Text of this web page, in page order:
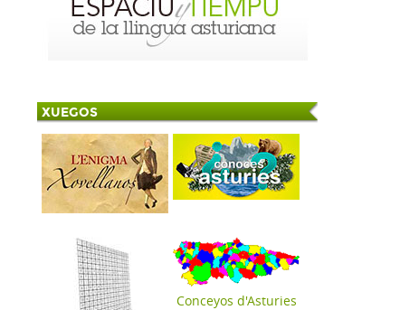
XUEGOS
Conceyos d'Asturies